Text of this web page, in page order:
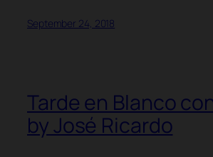
September 24, 2018
Tarde en Blanco
by José Ricardo